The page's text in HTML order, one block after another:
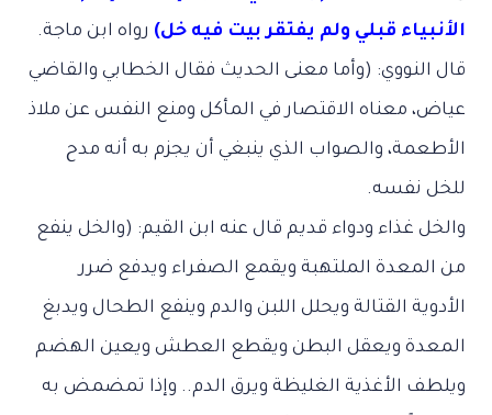
الأنبياء قبلي ولم يفتقر بيت فيه خل) رواه ابن ماجة.
قال النووي: (وأما معنى الحديث فقال الخطابي والقاضي
عياض، معناه الاقتصار في المأكل ومنع النفس عن ملاذ
الأطعمة، والصواب الذي ينبغي أن يجزم به أنه مدح
للخل نفسه.
والخل غذاء ودواء قديم قال عنه ابن القيم: (والخل ينفع
من المعدة الملتهبة ويقمع الصفراء ويدفع ضرر
الأدوية القتالة ويحلل اللبن والدم وينفع الطحال ويدبغ
المعدة ويعقل البطن ويقطع العطش ويعين الهضم
ويلطف الأغذية الغليظة ويرق الدم.. وإذا تمضمض به